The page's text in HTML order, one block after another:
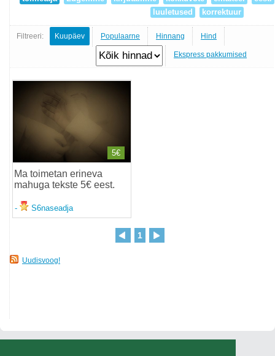
luuletused
korrektuur
Filtreeri: Kuupäev Populaarne Hinnang Hind
Ekspress pakkumised
Ma toimetan erineva
mahuga tekste 5€ eest.
- S6naseadja
5€
1
Uudisvoog!